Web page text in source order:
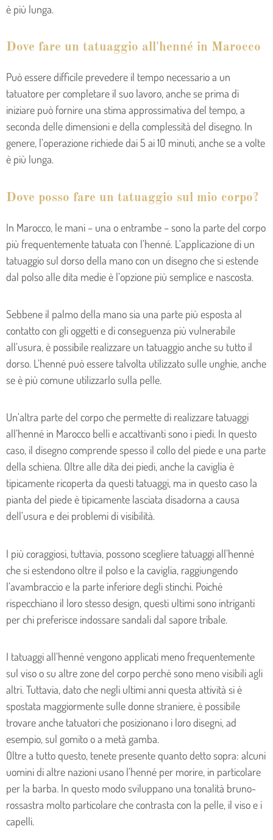
è più lunga.
Dove fare un tatuaggio all'henné in Marocco
Può essere difficile prevedere il tempo necessario a un
tatuatore per completare il suo lavoro, anche se prima di
iniziare può fornire una stima approssimativa del tempo, a
seconda delle dimensioni e della complessità del disegno. In
genere, l’operazione richiede dai 5 ai 10 minuti, anche se a volte
è più lunga.
Dove posso fare un tatuaggio sul mio corpo?
In Marocco, le mani – una o entrambe – sono la parte del corpo
più frequentemente tatuata con l’henné. L’applicazione di un
tatuaggio sul dorso della mano con un disegno che si estende
dal polso alle dita medie è l’opzione più semplice e nascosta.
Sebbene il palmo della mano sia una parte più esposta al
contatto con gli oggetti e di conseguenza più vulnerabile
all’usura, è possibile realizzare un tatuaggio anche su tutto il
dorso. L’henné può essere talvolta utilizzato sulle unghie, anche
se è più comune utilizzarlo sulla pelle.
Un’altra parte del corpo che permette di realizzare tatuaggi
all’henné in Marocco belli e accattivanti sono i piedi. In questo
caso, il disegno comprende spesso il collo del piede e una parte
della schiena. Oltre alle dita dei piedi, anche la caviglia è
tipicamente ricoperta da questi tatuaggi, ma in questo caso la
pianta del piede è tipicamente lasciata disadorna a causa
dell’usura e dei problemi di visibilità.
I più coraggiosi, tuttavia, possono scegliere tatuaggi all’henné
che si estendono oltre il polso e la caviglia, raggiungendo
l’avambraccio e la parte inferiore degli stinchi. Poiché
rispecchiano il loro stesso design, questi ultimi sono intriganti
per chi preferisce indossare sandali dal sapore tribale.
I tatuaggi all’henné vengono applicati meno frequentemente
sul viso o su altre zone del corpo perché sono meno visibili agli
altri. Tuttavia, dato che negli ultimi anni questa attività si è
spostata maggiormente sulle donne straniere, è possibile
trovare anche tatuatori che posizionano i loro disegni, ad
esempio, sul gomito o a metà gamba.
Oltre a tutto questo, tenete presente quanto detto sopra: alcuni
uomini di altre nazioni usano l’henné per morire, in particolare
per la barba. In questo modo sviluppano una tonalità bruno-
rossastra molto particolare che contrasta con la pelle, il viso e i
capelli.